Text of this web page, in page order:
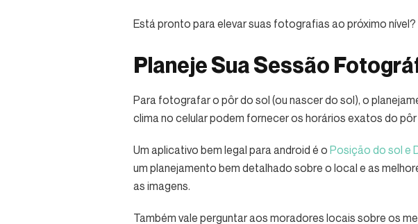
Está pronto para elevar suas fotografias ao próximo nível?
Planeje Sua Sessão
Para fotografar o pôr do sol (ou nascer do sol), o
clima no celular podem fornecer os horários exatos do
Um aplicativo bem legal para android é o Posição do sol e
um planejamento bem detalhado sobre o local e as
as imagens.
Também vale perguntar aos moradores locais sobre os